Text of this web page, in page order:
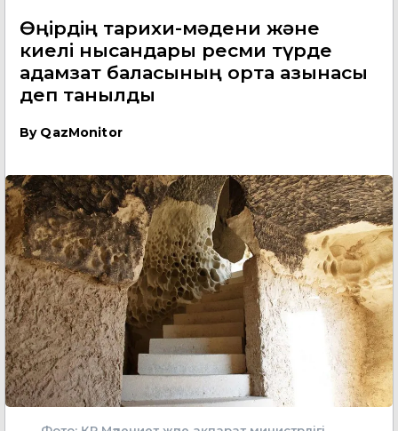
Өңірдің тарихи-мәдени және
киелі нысандары ресми түрде
адамзат баласының ортақ қазынасы
деп танылды
By QazMonitor